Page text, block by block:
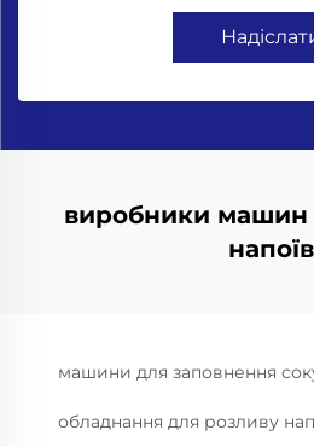
виробники машин
напоїв
машини для заповнення
обладнання для розливу